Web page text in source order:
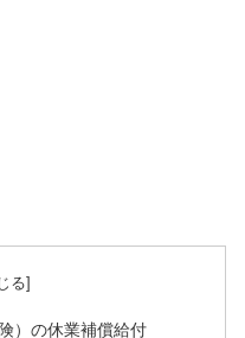
）の休業補償給付